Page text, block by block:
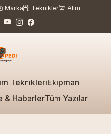
Marka Teknikler Alım
TeknikleriEkipman
& HaberlerTüm Yazılar